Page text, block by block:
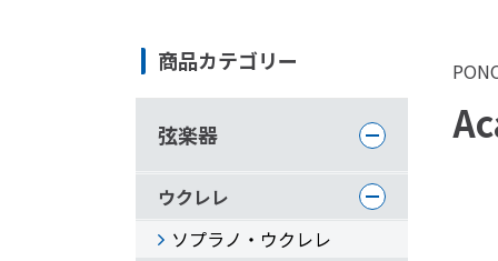
商品カテゴリー
弦楽器
ウクレレ
ソプラノ・ウクレレ